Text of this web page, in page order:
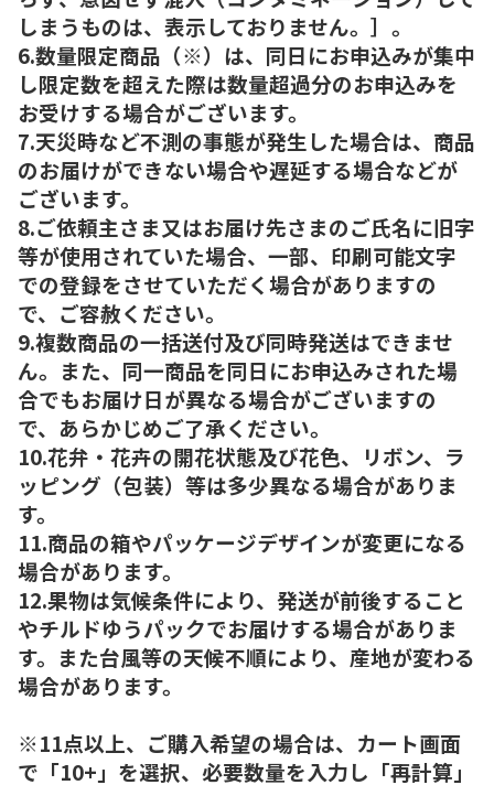
しまうものは、表示しておりません。］。
6.数量限定商品（※）は、同日にお申込みが集中
し限定数を超えた際は数量超過分のお申込みを
お受けする場合がございます。
7.天災時など不測の事態が発生した場合は、商品
のお届けができない場合や遅延する場合などが
ございます。
8.ご依頼主さま又はお届け先さまのご氏名に旧字
等が使用されていた場合、一部、印刷可能文字
での登録をさせていただく場合がありますの
で、ご容赦ください。
9.複数商品の一括送付及び同時発送はできませ
ん。また、同一商品を同日にお申込みされた場
合でもお届け日が異なる場合がございますの
で、あらかじめご了承ください。
10.花弁・花卉の開花状態及び花色、リボン、ラ
ッピング（包装）等は多少異なる場合がありま
す。
11.商品の箱やパッケージデザインが変更になる
場合があります。
12.果物は気候条件により、発送が前後すること
やチルドゆうパックでお届けする場合がありま
す。また台風等の天候不順により、産地が変わる
場合があります。
※11点以上、ご購入希望の場合は、カート画面
で「10+」を選択、必要数量を入力し「再計算」